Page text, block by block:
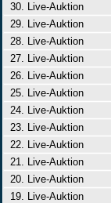
30. Live-Auktion
29. Live-Auktion
28. Live-Auktion
27. Live-Auktion
26. Live-Auktion
25. Live-Auktion
24. Live-Auktion
23. Live-Auktion
22. Live-Auktion
21. Live-Auktion
20. Live-Auktion
19. Live-Auktion